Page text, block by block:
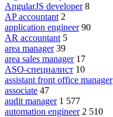
AngularJS developer 8
AP accountant 2
application engineer 90
AR accountant 5
area manager 39
area sales manager 17
ASO-специалист 10
assistant front office manager
associate 47
audit manager 1 577
automation engineer 2 510